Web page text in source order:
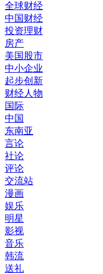
全球财经
中国财经
投资理财
房产
美国股市
中小企业
起步创新
财经人物
国际
中国
东南亚
言论
社论
评论
交流站
漫画
娱乐
明星
影视
音乐
韩流
送礼